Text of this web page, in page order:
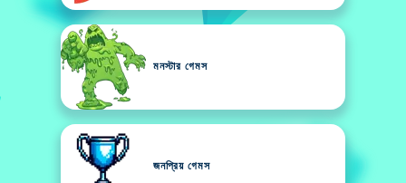
মনস্টার গেমস
জনপ্রিয় গেমস